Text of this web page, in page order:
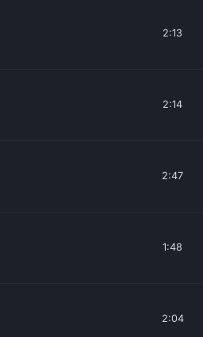
2:13
2:14
2:47
1:48
2:04